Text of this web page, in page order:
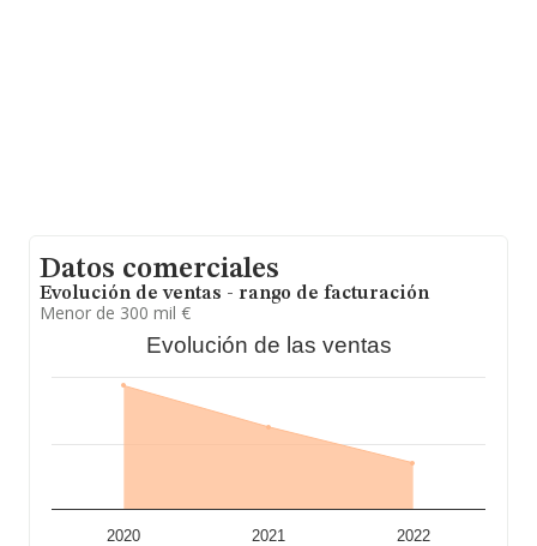
Datos comerciales
Evolución de ventas - rango de facturación
Menor de 300 mil €
Evolución de las ventas
2020 2021 2022